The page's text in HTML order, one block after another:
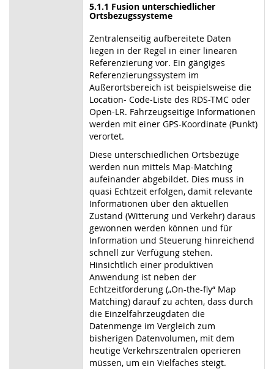
5.1.1 Fusion unterschiedlicher
Ortsbezugssysteme
Zentralenseitig aufbereitete Daten
liegen in der Regel in einer linearen
Referenzierung vor. Ein gängiges
Referenzierungssystem im
Außerortsbereich ist beispielsweise die
Location- Code-Liste des RDS-TMC oder
Open-LR. Fahrzeugseitige Informationen
werden mit einer GPS-Koordinate (Punkt)
verortet.
Diese unterschiedlichen Ortsbezüge
werden nun mittels Map-Matching
aufeinander abgebildet. Dies muss in
quasi Echtzeit erfolgen, damit relevante
Informationen über den aktuellen
Zustand (Witterung und Verkehr) daraus
gewonnen werden können und für
Information und Steuerung hinreichend
schnell zur Verfügung stehen.
Hinsichtlich einer produktiven
Anwendung ist neben der
Echtzeitforderung („On-the-fly“ Map
Matching) darauf zu achten, dass durch
die Einzelfahrzeugdaten die
Datenmenge im Vergleich zum
bisherigen Datenvolumen, mit dem
heutige Verkehrszentralen operieren
müssen, um ein Vielfaches steigt.